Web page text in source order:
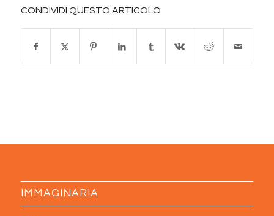
CONDIVIDI QUESTO ARTICOLO
IMMAGINARIA